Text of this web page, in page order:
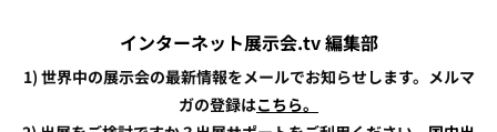
インターネット展示会.tv 編集部
1) 世界中の展示会の最新情報をメールでお知らせします。メルマ
ガの登録はこちら。